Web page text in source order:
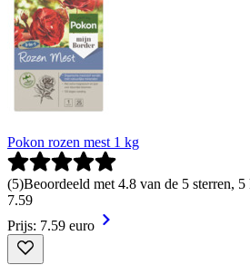
Pokon rozen mest 1 kg
(5)Beoordeeld met 4.8 van de 5 sterren,
7.59
Prijs: 7.59 euro